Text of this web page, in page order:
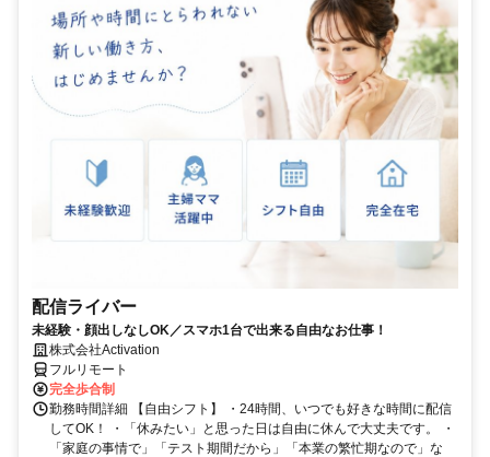
配信ライバー
未経験・顔出しなしOK／スマホ1台で出来る自由なお仕事！
株式会社Activation
フルリモート
完全歩合制
勤務時間詳細 【自由シフト】 ・24時間、いつでも好きな時間に配信
してOK！ ・「休みたい」と思った日は自由に休んで大丈夫です。 ・
「家庭の事情で」「テスト期間だから」「本業の繁忙期なので」な